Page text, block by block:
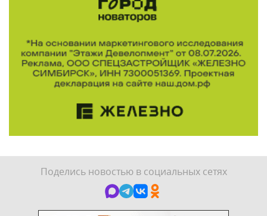
Поделись новостью в социальных сетях